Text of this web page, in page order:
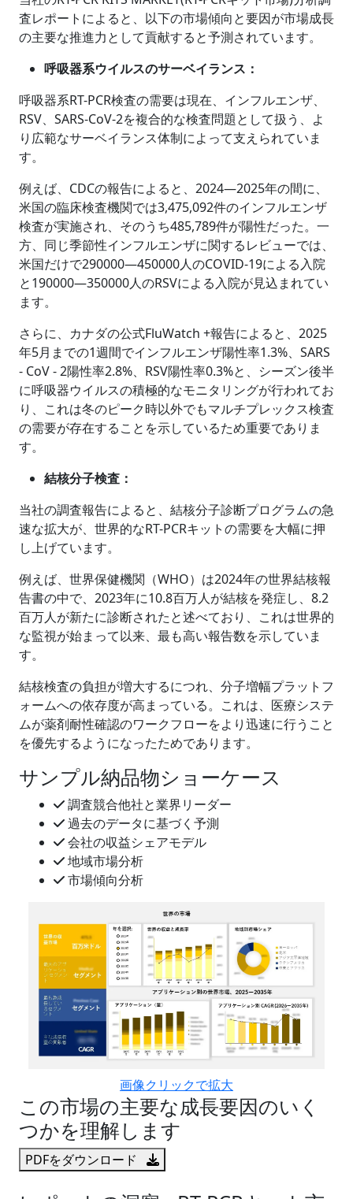
査レポートによると、以下の市場傾向と要因が市場成長
の主要な推進力として貢献すると予測されています。
呼吸器系ウイルスのサーベイランス：
呼吸器系RT-PCR検査の需要は現在、インフルエンザ、
RSV、SARS-CoV-2を複合的な検査問題として扱う、よ
り広範なサーベイランス体制によって支えられていま
す。
例えば、CDCの報告によると、2024―2025年の間に、
米国の臨床検査機関では3,475,092件のインフルエンザ
検査が実施され、そのうち485,789件が陽性だった。一
方、同じ季節性インフルエンザに関するレビューでは、
米国だけで290000―450000人のCOVID-19による入院
と190000―350000人のRSVによる入院が見込まれてい
ます。
さらに、カナダの公式FluWatch +報告によると、2025
年5月までの1週間でインフルエンザ陽性率1.3%、SARS
- CoV - 2陽性率2.8%、RSV陽性率0.3%と、シーズン後半
に呼吸器ウイルスの積極的なモニタリングが行われてお
り、これは冬のピーク時以外でもマルチプレックス検査
の需要が存在することを示しているため重要でありま
す。
結核分子検査：
当社の調査報告によると、結核分子診断プログラムの急
速な拡大が、世界的なRT-PCRキットの需要を大幅に押
し上げています。
例えば、世界保健機関（WHO）は2024年の世界結核報
告書の中で、2023年に10.8百万人が結核を発症し、8.2
百万人が新たに診断されたと述べており、これは世界的
な監視が始まって以来、最も高い報告数を示していま
す。
結核検査の負担が増大するにつれ、分子増幅プラットフ
ォームへの依存度が高まっている。これは、医療システ
ムが薬剤耐性確認のワークフローをより迅速に行うこと
を優先するようになったためであります。
サンプル納品物ショーケース
調査競合他社と業界リーダー
過去のデータに基づく予測
会社の収益シェアモデル
地域市場分析
市場傾向分析
画像クリックで拡大
この市場の主要な成長要因のいく
つかを理解します
PDFをダウンロード